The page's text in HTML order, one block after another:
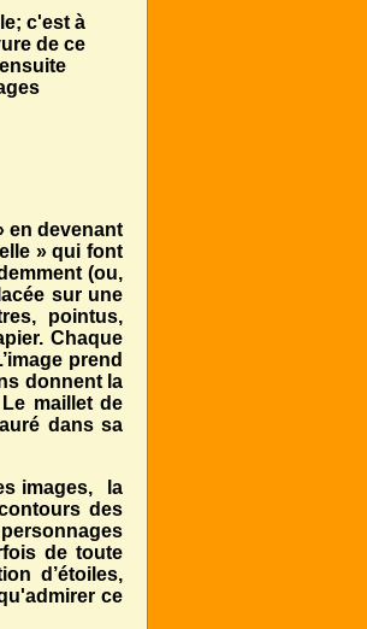
c'est à
de ce
en devenant
» qui font
(ou,
sur une
pointus,
Chaque
prend
donnent la
maillet de
dans sa
images, la
des
de toute
d’étoiles,
ce